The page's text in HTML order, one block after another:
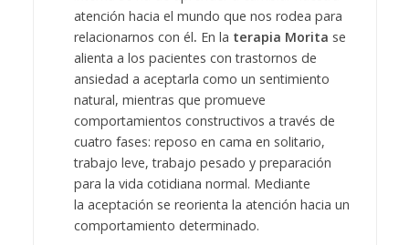
atención hacia el mundo que nos rodea para
relacionarnos con él. En la terapia Morita se
alienta a los pacientes con trastornos de
ansiedad a aceptarla como un sentimiento
natural, mientras que promueve
comportamientos constructivos a través de
cuatro fases: reposo en cama en solitario,
trabajo leve, trabajo pesado y preparación
para la vida cotidiana normal. Mediante
la aceptación se reorienta la atención hacia un
comportamiento determinado.